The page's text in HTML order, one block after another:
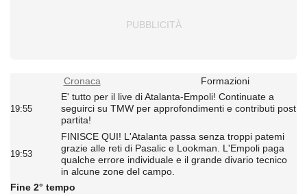
Cronaca Formazioni
19:55
E' tutto per il live di Atalanta-Empoli! Continuate a
seguirci su TMW per approfondimenti e contributi post
partita!
19:53
FINISCE QUI! L'Atalanta passa senza troppi patemi
grazie alle reti di Pasalic e Lookman. L'Empoli paga
qualche errore individuale e il grande divario tecnico
in alcune zone del campo.
Fine 2° tempo